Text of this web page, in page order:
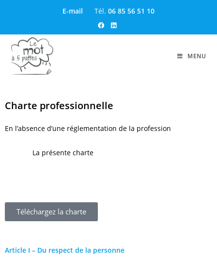
E-mail Tél. 06 85 56 51 10
MENU
Charte professionnelle
En l’absence d’une réglementation de la profession
La présente charte
Téléchargez la charte
Article I – Du respect de la personne